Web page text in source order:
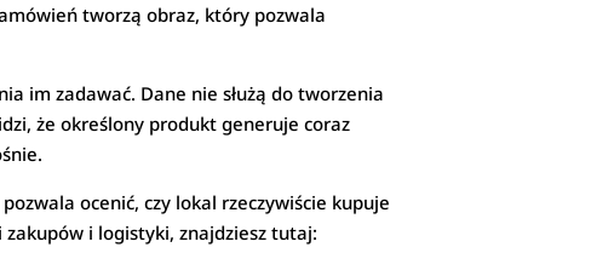
tworzą obraz, który pozwala
im zadawać. Dane nie służą do tworzenia
że określony produkt generuje coraz
ocenić, czy lokal rzeczywiście kupuje
i logistyki, znajdziesz tutaj: